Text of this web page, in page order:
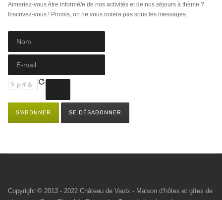
Aimeriez-vous être informé/e de nos activités et de nos séjours à thème ?
Inscrivez-vous ! Promis, on ne vous noiera pas sous les messages.
Copyright © 2013 - 2022 Château de Vaulx - Maison d’hôtes et gîtes de